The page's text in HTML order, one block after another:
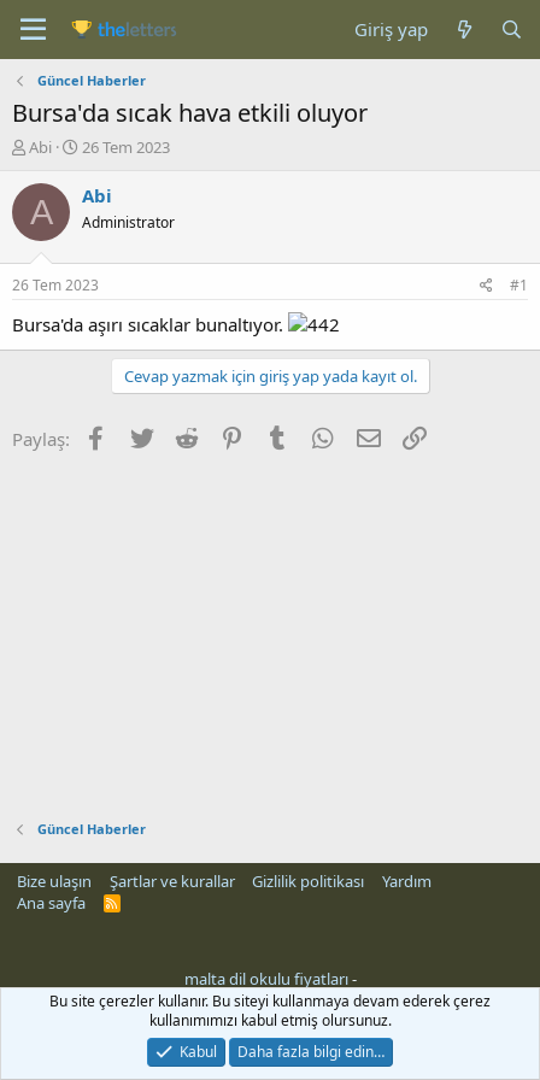
Giriş yap
Güncel Haberler
Bursa'da sıcak hava etkili oluyor
K
n
b
u
u
b
a
n
Abi
B
ş
a
g
ı
ç
26 Tem 2023
A Abi
Administrator
26 Tem 2023 #1
Bursa'da aşırı sıcaklar bunaltıyor.
Cevap yazmak için giriş yap yada kayıt ol.
Paylaş: Facebook
Twitter Reddit PinterestTumblr WhatsApp
E-posta
Güncel Haberler
Bize ulaşın Şartlar ve kurallar Gizlilik politikası
Yardım
Ana sayfa
R
malta dil okulu fiyatları-
Bu site çerezler kullanır. Bu siteyi kullanmaya devam ederek çerez
kullanımımızı kabul etmiş olursunuz.
Kabul
Daha fazla bilgi edin…